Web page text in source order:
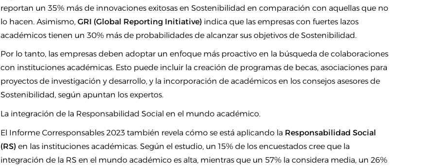
reportan un 35% más de innovaciones exitosas en Sostenibilidad en comparación con aquellas que no
lo hacen. Asimismo,GRI (Global Reporting Initiative) indica que las empresas con fuertes lazos
académicos tienen un 30% más de probabilidades de alcanzar sus objetivos de Sostenibilidad.
Por lo tanto, las empresas deben adoptar un enfoque más proactivo en la búsqueda de colaboraciones
con instituciones académicas. Esto puede incluir la creación de programas de becas, asociaciones para
proyectos de investigación y desarrollo, y la incorporación de académicos en los consejos asesores de
Sostenibilidad, según apuntan los expertos.
La integración de la Responsabilidad Social en el mundo académico.
El Informe Corresponsables 2023 también revela cómo se está aplicando la Responsabilidad Social
(RS) en las instituciones académicas. Según el estudio, un 15% de los encuestados cree que la
integración de la RS en el mundo académico es alta, mientras que un 57% la considera media, un 26%